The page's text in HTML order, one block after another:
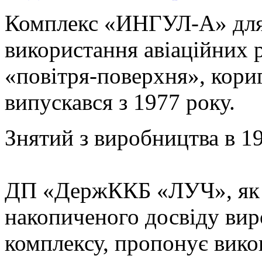
Комплекс «ИНГУЛ-A» для
використання авіаційних
«повітря-поверхня»,
випускався з 1977 року.
Знятий з виробництва в
ДП «ДержККБ «ЛУЧ», як
накопиченого досвіду
комплексу, пропонує